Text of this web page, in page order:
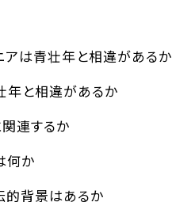
は青壮年と相違があるか
と相違があるか
連するか
何か
背景はあるか